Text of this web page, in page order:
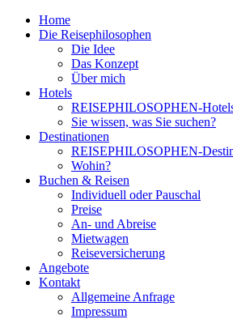
Home
Die Reisephilosophen
Die Idee
Das Konzept
Über mich
Hotels
REISEPHILOSOPHEN-
Sie wissen, was Sie suchen?
Destinationen
REISEPHILOSOPHEN-
Wohin?
Buchen & Reisen
Individuell oder Pauschal
Preise
An- und Abreise
Mietwagen
Reiseversicherung
Angebote
Kontakt
Allgemeine Anfrage
Impressum